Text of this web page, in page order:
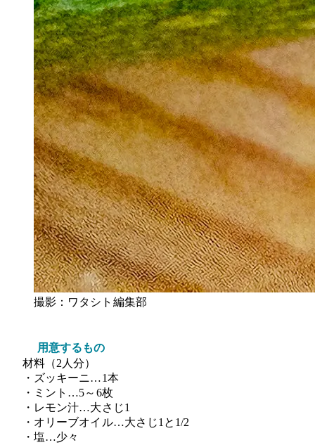
撮影：ワタシト編集部
用意するもの
材料（2人分）
・ズッキーニ…1本
・ミント…5～6枚
・レモン汁…大さじ1
・オリーブオイル…大さじ1と1/2
・塩…少々